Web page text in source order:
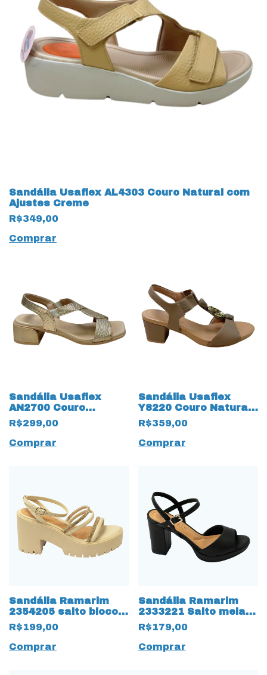
Sandália Usaflex AL4303 Couro Natural com
Ajustes Creme
R$349,00
Comprar
Sandália Usaflex
AN2700 Couro
Natural Ouro Light
R$299,00
Comprar
Sandália Usaflex
Y8220 Couro Natural
Fendi Caramelo
R$359,00
Comprar
Sandália Ramarim
2354205 salto bloco
com Strass Pêssego
R$199,00
Comprar
Sandália Ramarim
2333221 Salto meia
pata Preto
R$179,00
Comprar